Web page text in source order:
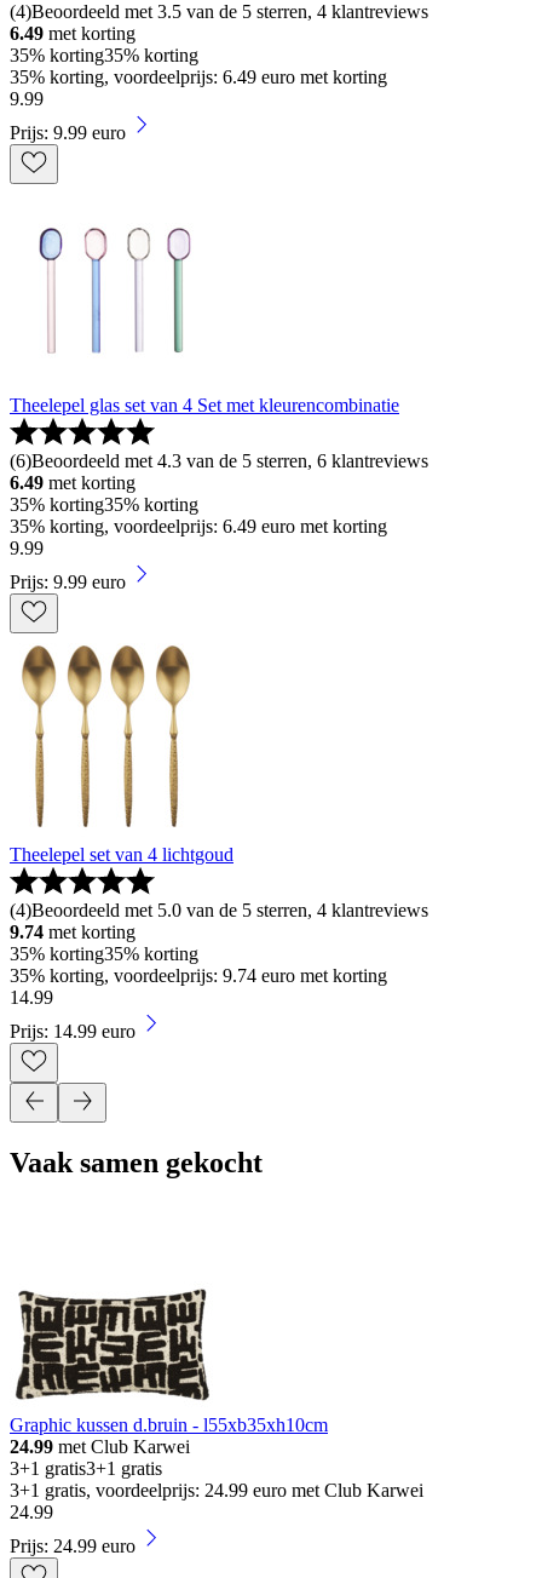
(4)Beoordeeld met 3.5 van de 5 sterren, 4 klantreviews
6.49 met korting
35% korting35% korting
35% korting, voordeelprijs: 6.49 euro met korting
9.99
Prijs: 9.99 euro
Theelepel glas set van 4 Set met kleurencombinatie
(6)Beoordeeld met 4.3 van de 5 sterren, 6 klantreviews
6.49 met korting
35% korting35% korting
35% korting, voordeelprijs: 6.49 euro met korting
9.99
Prijs: 9.99 euro
Theelepel set van 4 lichtgoud
(4)Beoordeeld met 5.0 van de 5 sterren, 4 klantreviews
9.74 met korting
35% korting35% korting
35% korting, voordeelprijs: 9.74 euro met korting
14.99
Prijs: 14.99 euro
Vaak samen gekocht
Graphic kussen d.bruin - l55xb35xh10cm
24.99 met Club Karwei
3+1 gratis3+1 gratis
3+1 gratis, voordeelprijs: 24.99 euro met Club Karwei
24.99
Prijs: 24.99 euro